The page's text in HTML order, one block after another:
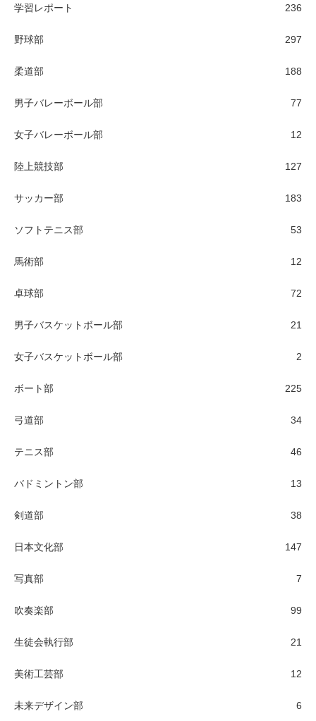
学習レポート 236
野球部 297
柔道部 188
男子バレーボール部 77
女子バレーボール部 12
陸上競技部 127
サッカー部 183
ソフトテニス部 53
馬術部 12
卓球部 72
男子バスケットボール部 21
女子バスケットボール部 2
ボート部 225
弓道部 34
テニス部 46
バドミントン部 13
剣道部 38
日本文化部 147
写真部 7
吹奏楽部 99
生徒会執行部 21
美術工芸部 12
未来デザイン部 6